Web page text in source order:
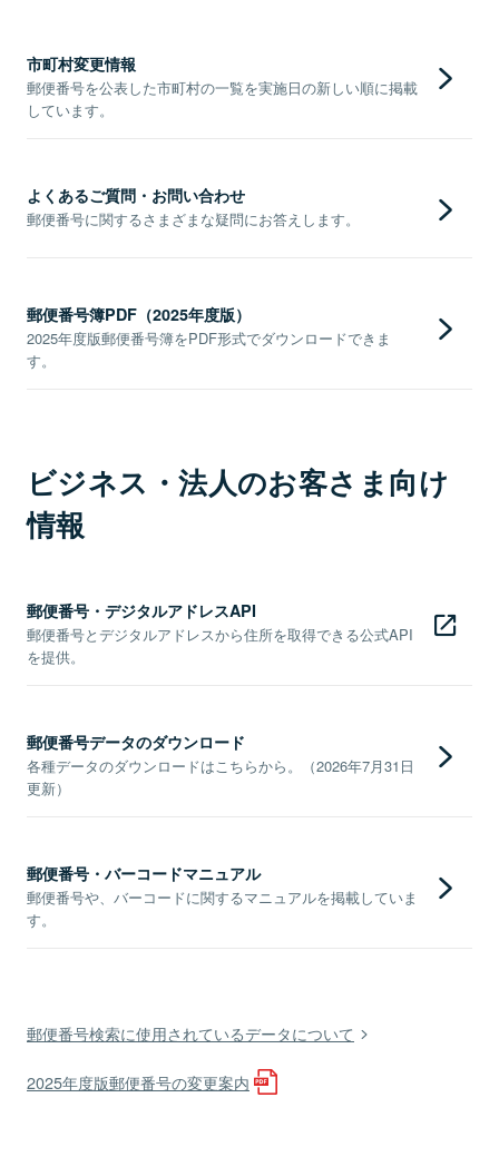
市町村変更情報
郵便番号を公表した市町村の一覧を実施日の新しい順に掲載
しています。
よくあるご質問・お問い合わせ
郵便番号に関するさまざまな疑問にお答えします。
郵便番号簿PDF（2025年度版）
2025年度版郵便番号簿をPDF形式でダウンロードできま
す。
ビジネス・法人のお客さま向け
情報
郵便番号・デジタルアドレスAPI
郵便番号とデジタルアドレスから住所を取得できる公式API
を提供。
郵便番号データのダウンロード
各種データのダウンロードはこちらから。（2026年7月31日
更新）
郵便番号・バーコードマニュアル
郵便番号や、バーコードに関するマニュアルを掲載していま
す。
郵便番号検索に使用されているデータについて
2025年度版郵便番号の変更案内